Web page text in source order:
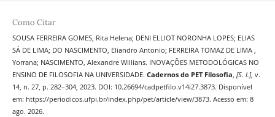
Como Citar
SOUSA FERREIRA GOMES, Rita Helena; DENI ELLIOT NORONHA LOPES; ELIAS
SÁ DE LIMA; DO NASCIMENTO, Eliandro Antonio; FERREIRA TOMAZ DE LIMA ,
Yorrana; NASCIMENTO, Alexandre Willians. INOVAÇÕES METODOLÓGICAS NO
ENSINO DE FILOSOFIA NA UNIVERSIDADE. Cadernos do PET Filosofia, [S. l.], v.
14, n. 27, p. 282–304, 2023. DOI: 10.26694/cadpetfilo.v14i27.3873. Disponível
em: https://periodicos.ufpi.br/index.php/pet/article/view/3873. Acesso em: 8
ago. 2026.